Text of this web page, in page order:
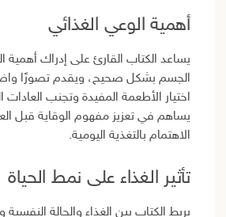
أهمية الوعي الغذائي
يساعد الكتاب القارئ على إدراك أهمية
الجسم بشكل صحيح، ويقدم تصورًا
اختيار الأطعمة المفيدة وتجنب العادات
يساهم في تعزيز مفهوم الوقاية قبل
الاهتمام بالتغذية اليومية.
تأثير الغذاء على نمط الحياة
يربط الكتاب بين الغذاء والحالة